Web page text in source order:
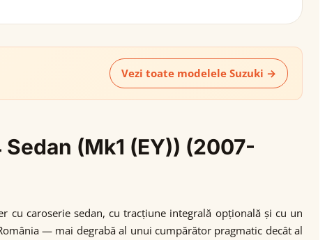
Vezi toate modelele Suzuki →
(Mk1 (EY)) (2007-
cu caroserie sedan, cu tracțiune integrală opțională și cu un
— mai degrabă al unui cumpărător pragmatic decât al